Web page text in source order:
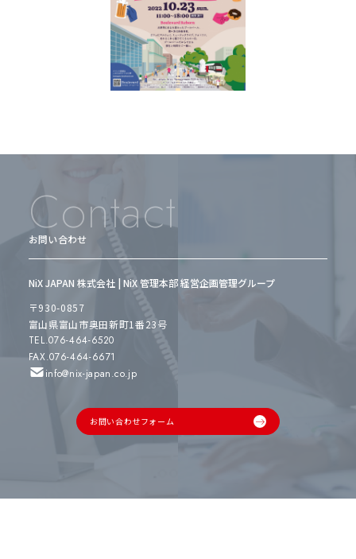
Contact
お問い合わせ
NiX JAPAN 株式会社 | NiX 管理本部 経営企画管理グループ
〒930-0857
富山県富山市奥田新町1番23号
TEL.076-464-6520
FAX.076-464-6671
info@nix-japan.co.jp
お問い合わせフォーム